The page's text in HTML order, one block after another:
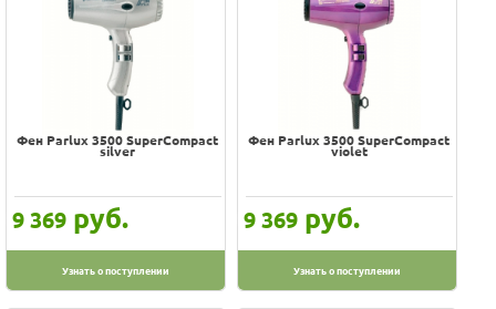
Фен Parlux 3500 SuperCompact
silver
9 369 руб.
Узнать о поступлении
Фен Parlux 3500 SuperCompact
violet
9 369 руб.
Узнать о поступлении